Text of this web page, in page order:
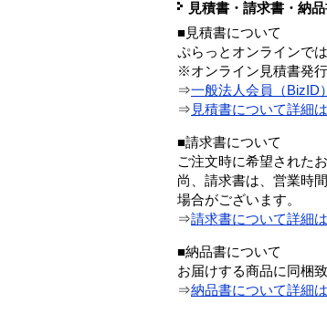
見積書・請求書・納
■見積書について
ぷらっとオンラインで
※オンライン見積書発
⇒一般法人会員（BizID
⇒ 見積書について詳細
■請求書について
ご注文時に希望された
尚、請求書は、営業時
場合がございます。
⇒請求書について詳細
■納品書について
お届けする商品に同梱致
⇒納品書について詳細